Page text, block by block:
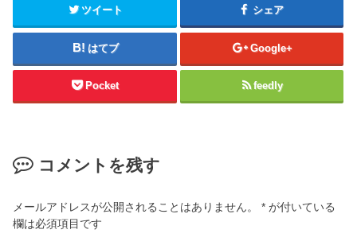
ツイート シェア
はてブ Google+
Pocket feedly
コメントを残す
メールアドレスが公開されることはありません。 * が付いている
欄は必須項目です